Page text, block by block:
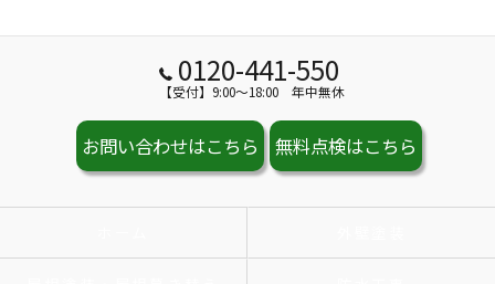
0120-441-550
【受付】9:00～18:00 年中無休
お問い合わせはこちら 無料点検はこちら